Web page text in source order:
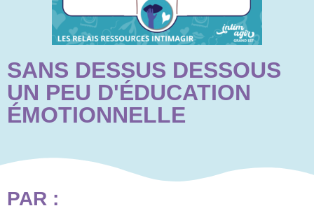
SANS DESSUS DESSOUS
UN PEU D'ÉDUCATION
ÉMOTIONNELLE
PAR :